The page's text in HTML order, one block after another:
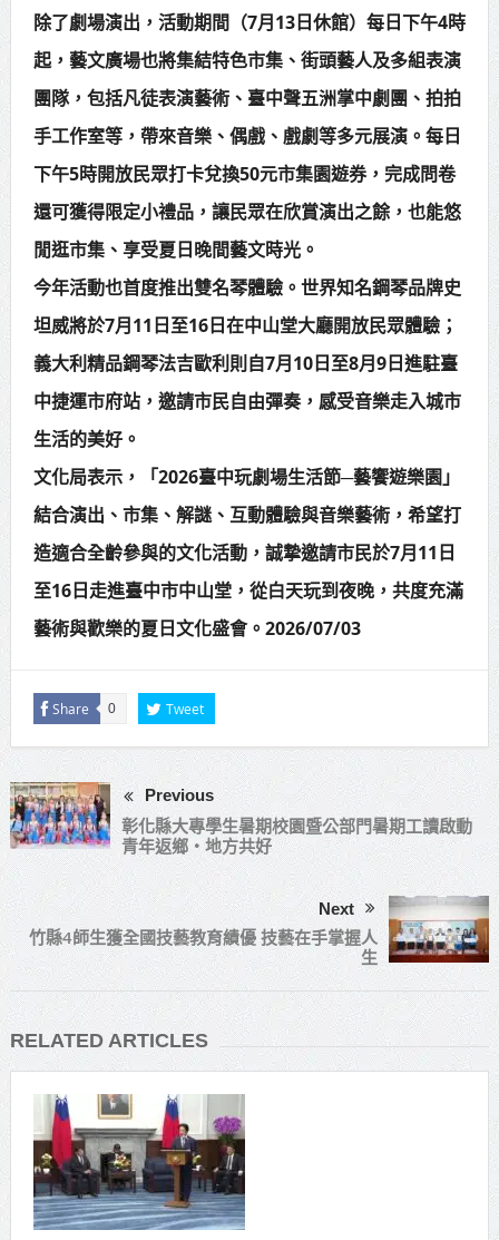
除了劇場演出，活動期間（7月13日休館）每日下午4時
起，藝文廣場也將集結特色市集、街頭藝人及多組表演
團隊，包括凡徒表演藝術、臺中聲五洲掌中劇團、拍拍
手工作室等，帶來音樂、偶戲、戲劇等多元展演。每日
下午5時開放民眾打卡兌換50元市集園遊券，完成問卷
還可獲得限定小禮品，讓民眾在欣賞演出之餘，也能悠
閒逛市集、享受夏日晚間藝文時光。
今年活動也首度推出雙名琴體驗。世界知名鋼琴品牌史
坦威將於7月11日至16日在中山堂大廳開放民眾體驗；
義大利精品鋼琴法吉歐利則自7月10日至8月9日進駐臺
中捷運市府站，邀請市民自由彈奏，感受音樂走入城市
生活的美好。
文化局表示，「2026臺中玩劇場生活節─藝饗遊樂園」
結合演出、市集、解謎、互動體驗與音樂藝術，希望打
造適合全齡參與的文化活動，誠摯邀請市民於7月11日
至16日走進臺中市中山堂，從白天玩到夜晚，共度充滿
藝術與歡樂的夏日文化盛會。2026/07/03
Share 0 Tweet
Previous
彰化縣大專學生暑期校園暨公部門暑期工讀啟動
青年返鄉‧地方共好
Next
竹縣4師生獲全國技藝教育績優 技藝在手掌握人
生
RELATED ARTICLES